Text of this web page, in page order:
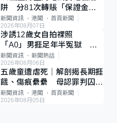
阱 分81次轉賬「保證金」
損失近6900萬元
新聞資訊 港聞
首頁新聞
2026年08月07日
涉誘12歲女自拍祼照
「A0」男捱足年半冤獄 法
官推翻裁決：抄錯標點
新聞資訊
新聞熱話
2026年08月06日
五歲童遭虐死｜解剖揭長期捱
餓、傷痕纍纍 母認罪判囚
22年 官斥冷血：同類案最
惡劣
新聞資訊 港聞
首頁新聞
2026年08月05日